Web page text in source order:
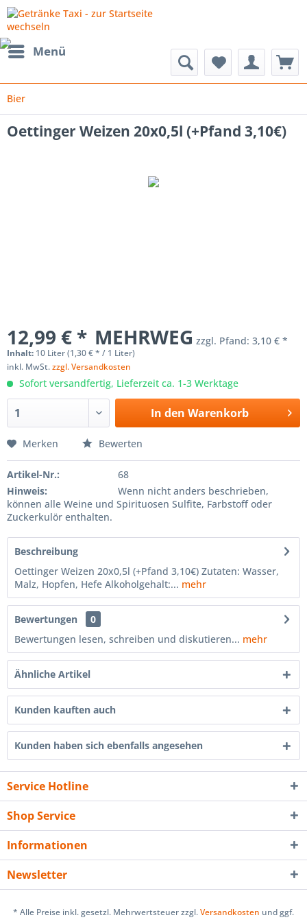
Menü
Bier
Oettinger Weizen 20x0,5l (+Pfand 3,10€)
12,99 € * MEHRWEG zzgl. Pfand: 3,10 € *
Inhalt: 10 Liter (1,30 € * / 1 Liter)
inkl. MwSt.zzgl. Versandkosten
Sofort versandfertig, Lieferzeit ca. 1-3 Werktage
In den Warenkorb
Merken Bewerten
Artikel-Nr.:
68
Hinweis:
Wenn nicht anders beschrieben,
können alle Weine und Spirituosen Sulfite, Farbstoff oder
Zuckerkulör enthalten.
Beschreibung
Oettinger Weizen 20x0,5l (+Pfand 3,10€) Zutaten: Wasser,
Malz, Hopfen, Hefe Alkoholgehalt:... mehr
Bewertungen
0
Bewertungen lesen, schreiben und diskutieren... mehr
Ähnliche Artikel
Kunden kauften auch
Kunden haben sich ebenfalls angesehen
Service Hotline
Shop Service
Informationen
Newsletter
* Alle Preise inkl. gesetzl. Mehrwertsteuer zzgl.Versandkosten und ggf.